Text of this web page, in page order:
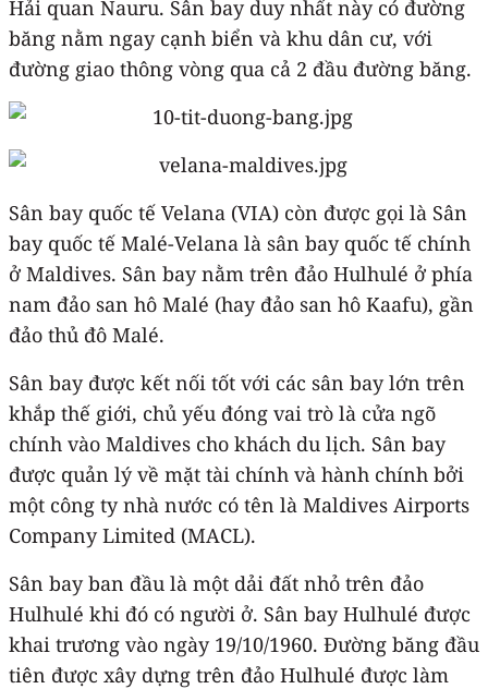
Hải quan Nauru. Sân bay duy nhất này có đường
băng nằm ngay cạnh biển và khu dân cư, với
đường giao thông vòng qua cả 2 đầu đường băng.
Sân bay quốc tế Velana (VIA) còn được gọi là Sân
bay quốc tế Malé-Velana là sân bay quốc tế chính
ở Maldives. Sân bay nằm trên đảo Hulhulé ở phía
nam đảo san hô Malé (hay đảo san hô Kaafu), gần
đảo thủ đô Malé.
Sân bay được kết nối tốt với các sân bay lớn trên
khắp thế giới, chủ yếu đóng vai trò là cửa ngõ
chính vào Maldives cho khách du lịch. Sân bay
được quản lý về mặt tài chính và hành chính bởi
một công ty nhà nước có tên là Maldives Airports
Company Limited (MACL).
Sân bay ban đầu là một dải đất nhỏ trên đảo
Hulhulé khi đó có người ở. Sân bay Hulhulé được
khai trương vào ngày 19/10/1960. Đường băng đầu
tiên được xây dựng trên đảo Hulhulé được làm